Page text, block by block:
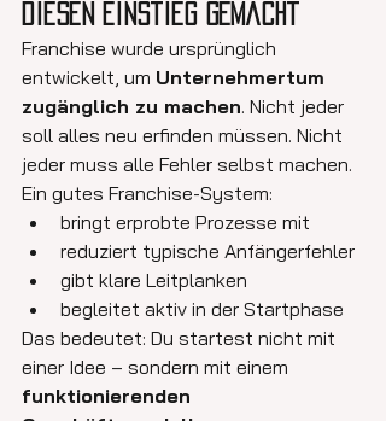
diesen Einstieg gemacht
Franchise wurde ursprünglich
entwickelt, um Unternehmertum
zugänglich zu machen. Nicht jeder
soll alles neu erfinden müssen. Nicht
jeder muss alle Fehler selbst machen.
Ein gutes Franchise-System:
bringt erprobte Prozesse mit
reduziert typische Anfängerfehler
gibt klare Leitplanken
begleitet aktiv in der Startphase
Das bedeutet: Du startest nicht mit
einer Idee – sondern mit einem
funktionierenden